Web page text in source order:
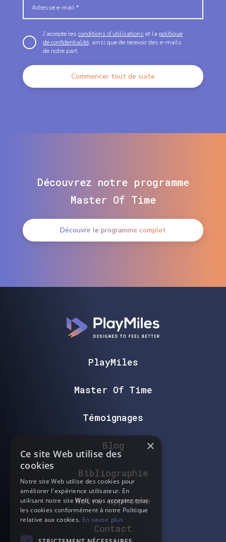
J’accepte les conditions d’utilisations et la politique
de confidentialité, ainsi que de recevoir des e-mails
de notre part.
Commencer tout de suite
Découvrez notre programme
Master Of Time
Découvrir le programme complet
PlayMiles
Master Of Time
Témoignages
Blog
Bibliographie
Notre approche
Contact
×
Ce site Web utilise des
cookies
Notre site Web utilise des cookies pour
améliorer l'expérience utilisateur. En
utilisant notre site Web, vous acceptez tous
les cookies conformément à notre Politique
relative aux cookies. En savoir plus